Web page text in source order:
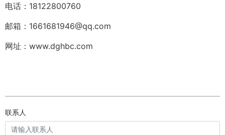
电话：18122800760
邮箱：1661681946@qq.com
网址：www.dghbc.com
联系人